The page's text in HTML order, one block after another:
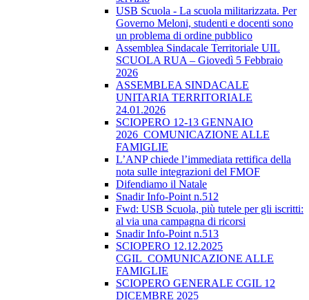
USB Scuola - La scuola militarizzata. Per
Governo Meloni, studenti e docenti sono
un problema di ordine pubblico
Assemblea Sindacale Territoriale UIL
SCUOLA RUA – Giovedì 5 Febbraio
2026
ASSEMBLEA SINDACALE
UNITARIA TERRITORIALE
24.01.2026
SCIOPERO 12-13 GENNAIO
2026_COMUNICAZIONE ALLE
FAMIGLIE
L’ANP chiede l’immediata rettifica della
nota sulle integrazioni del FMOF
Difendiamo il Natale
Snadir Info-Point n.512
Fwd: USB Scuola, più tutele per gli iscritti:
al via una campagna di ricorsi
Snadir Info-Point n.513
SCIOPERO 12.12.2025
CGIL_COMUNICAZIONE ALLE
FAMIGLIE
SCIOPERO GENERALE CGIL 12
DICEMBRE 2025